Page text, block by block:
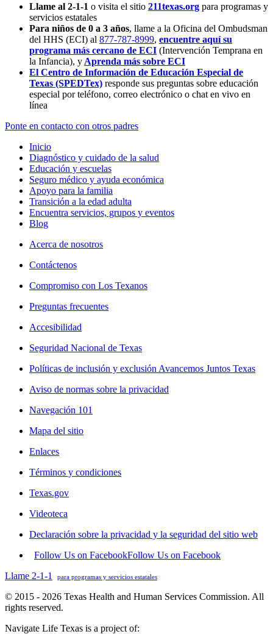
Llame al 2-1-1 o visita el sitio 211texas.org para programas y
servicios estatales
Para niños de 0 a 3 años, llame a la Oficina del Ombudsman
del HHS (ECI) al 877-787-8999, encuentre aquí su
programa más cercano de ECI (Intervención Temprana en
la Infancia), y Aprenda más sobre ECI
El Centro de Información de Educación Especial de
Texas (SPEDTex) responde sus preguntas sobre educación
especial por teléfono, correo electrónico o chat en vivo en
línea
Ponte en contacto con otros padres
Inicio
Diagnóstico y cuidado de la salud
Educación y escuelas
Seguro médico y ayuda económica
Apoyo para la familia
Transición a la edad adulta
Encuentra servicios, grupos y eventos
Blog
Acerca de nosotros
Contáctenos
Compromiso con Los Texanos
Preguntas frecuentes
Accesibilidad
Seguridad Nacional de Texas
Políticas de inclusión y exclusión Avancemos Juntos Texas
Aviso de normas sobre la privacidad
Navegación 101
Mapa del sitio
Enlaces
Términos y condiciones
Texas.gov
Videoteca
Declaración sobre la privacidad y la seguridad del sitio web
Follow Us on FacebookFollow Us on Facebook
Llame 2-1-1
para programas y servicios estatales
© 2015 - 2026 Texas Health and Human Services Commission. All
rights reserved.
Navigate Life Texas is a project of: